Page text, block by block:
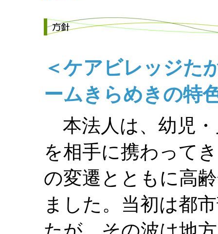
＜ケアビレッジた
ームきらめきの特
本法人は、幼児
を相手に携わって
の変遷とともに高
ました。当初は都